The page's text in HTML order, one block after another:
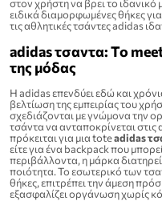
στον χρήστη να βρει το ιδανικό
ειδικά διαμορφωμένες θήκες
τις αθλητικές τσάντες adidas
adidas τσαντα: Το
της μόδας
Η adidas επενδύει εδώ και
βελτίωση της εμπειρίας του
σχεδιάζονται με γνώμονα την
τσάντα να ανταποκρίνεται στις
πρόκειται για μια toteadidas
είτε για ένα backpack που
περιβάλλοντα, η μάρκα
ποιότητα. Το εσωτερικό των
θήκες, επιτρέπει την άμεση
εξασφαλίζει οργάνωση χωρίς